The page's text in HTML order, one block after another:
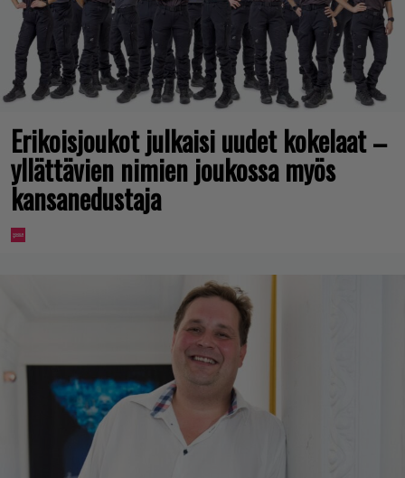
Erikoisjoukot julkaisi uudet kokelaat –
yllättävien nimien joukossa myös
kansanedustaja